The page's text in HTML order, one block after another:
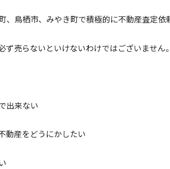
、鳥栖市、みやき町で積極的に不動産査定依
ず売らないといけないわけではございませ
出来ない
動産をどうにかしたい